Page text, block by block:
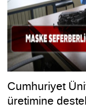
Cumhuriyet
üretimine